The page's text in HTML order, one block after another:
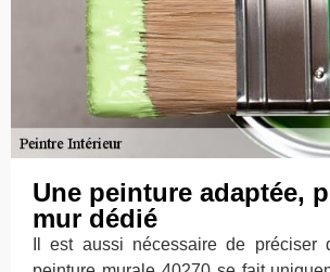
Une peinture adaptée,
mur dédié
Il est aussi nécessaire de